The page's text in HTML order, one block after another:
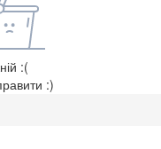
:(
:)